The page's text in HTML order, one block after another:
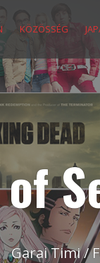
KÖZÖSSÉG
Garai Timi /